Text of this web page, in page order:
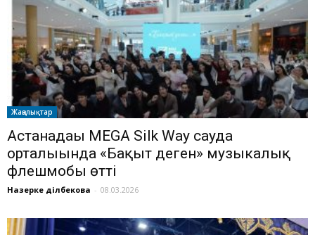
Жаңалықтар
Астанадағы MEGA Silk Way сауда
орталығында «Бақыт деген» музыкалық
флешмобы өтті
Назерке Әділбекова - 08.03.2026